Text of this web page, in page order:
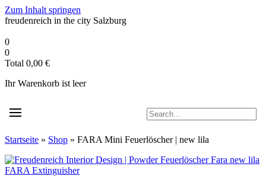
Zum Inhalt springen
freudenreich in the city Salzburg
0
0
Total 0,00 €
Ihr Warenkorb ist leer
Startseite » Shop » FARA Mini Feuerlöscher | new lila
FARA Extinguisher